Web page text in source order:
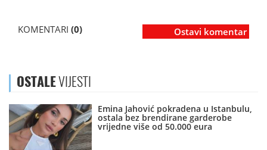
KOMENTARI (0) Ostavi komentar
OSTALEVIJESTI
Emina Jahović pokradena u Istanbulu,
ostala bez brendirane garderobe
vrijedne više od 50.000 eura